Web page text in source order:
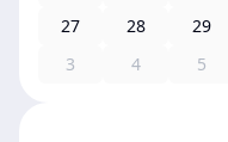
27
28 29
3
4 5